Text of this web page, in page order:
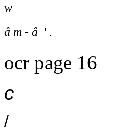
w
â m - â ' .
ocr page 16
c
/